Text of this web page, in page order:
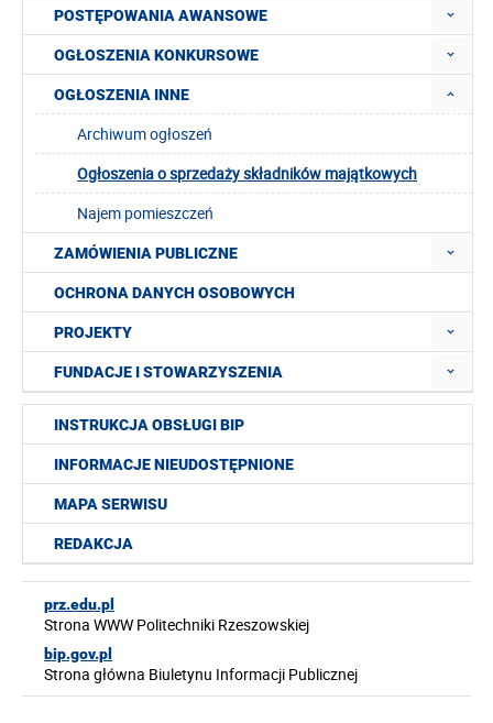
POSTĘPOWANIA AWANSOWE
OGŁOSZENIA KONKURSOWE
OGŁOSZENIA INNE
Archiwum ogłoszeń
Ogłoszenia o sprzedaży składników majątkowych
Najem pomieszczeń
ZAMÓWIENIA PUBLICZNE
OCHRONA DANYCH OSOBOWYCH
PROJEKTY
FUNDACJE I STOWARZYSZENIA
INSTRUKCJA OBSŁUGI BIP
INFORMACJE NIEUDOSTĘPNIONE
MAPA SERWISU
REDAKCJA
prz.edu.pl
Strona WWW Politechniki Rzeszowskiej
bip.gov.pl
Strona główna Biuletynu Informacji Publicznej